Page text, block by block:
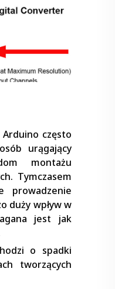
Arduino często
urągający
montażu
Tymczasem
prowadzenie
duży wpływ w
jest jak
o spadki
tworzących